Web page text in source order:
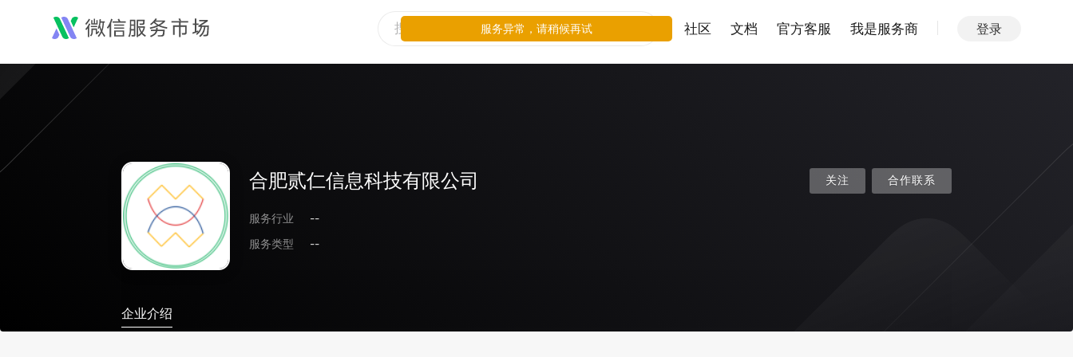
社区 文档 官方客服 我是服务商 登录
合肥贰仁信息科技有限公司
服务行业
--
服务类型
--
关注 合作联系
企业介绍
服务异常，请稍候再试